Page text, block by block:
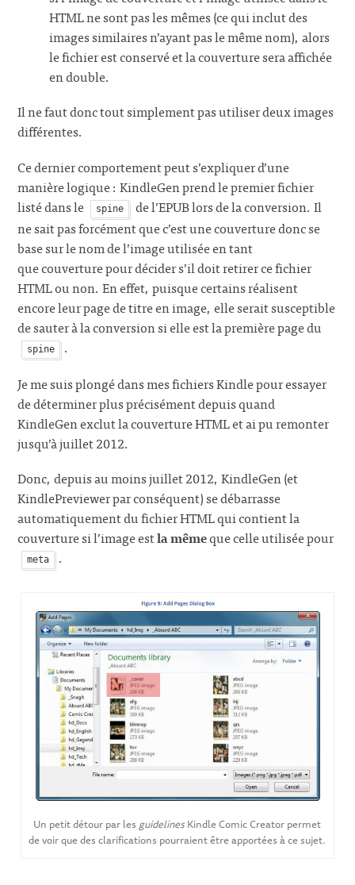
HTML ne sont pas les mêmes (ce qui inclut des
images similaires n’ayant pas le même nom), alors
le fichier est conservé et la couverture sera affichée
en double.
Il ne faut donc tout simplement pas utiliser deux images
différentes.
Ce dernier comportement peut s’expliquer d’une
manière logique : KindleGen prend le premier fichier
listé dans le
spine
de l’EPUB lors de la conversion. Il
ne sait pas forcément que c’est une couverture donc se
base sur le nom de l’image utilisée en tant
que couverture pour décider s’il doit retirer ce fichier
HTML ou non. En effet, puisque certains réalisent
encore leur page de titre en image, elle serait susceptible
de sauter à la conversion si elle est la première page du
spine
.
Je me suis plongé dans mes fichiers Kindle pour essayer
de déterminer plus précisément depuis quand
KindleGen exclut la couverture HTML et ai pu remonter
jusqu’à juillet 2012.
Donc, depuis au moins juillet 2012, KindleGen (et
KindlePreviewer par conséquent) se débarrasse
automatiquement du fichier HTML qui contient la
couverture si l’image estla mêmeque celle utilisée pour
meta .
Un petit détour par lesguidelines Kindle Comic Creator permet
de voir que des clarifications pourraient être apportées à ce sujet.